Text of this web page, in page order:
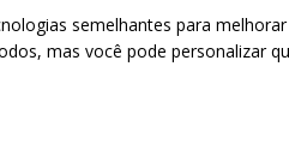
semelhantes para
mas você pode personalizar